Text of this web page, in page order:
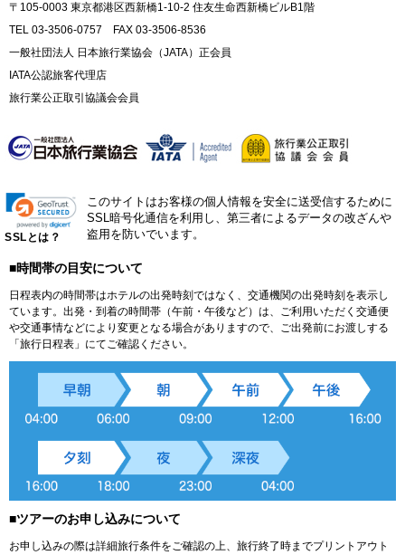
〒105-0003 東京都港区西新橋1-10-2 住友生命西新橋ビルB1階
TEL 03-3506-0757 FAX 03-3506-8536
一般社団法人 日本旅行業協会（JATA）正会員
IATA公認旅客代理店
旅行業公正取引協議会会員
SSLとは？
このサイトはお客様の個人情報を安全に送受信するために
SSL暗号化通信を利用し、第三者によるデータの改ざんや
盗用を防いでいます。
■時間帯の目安について
日程表内の時間帯はホテルの出発時刻ではなく、交通機関の出発時刻を表示し
ています。出発・到着の時間帯（午前・午後など）は、ご利用いただく交通便
や交通事情などにより変更となる場合がありますので、ご出発前にお渡しする
「旅行日程表」にてご確認ください。
■ツアーのお申し込みについて
お申し込みの際は詳細旅行条件をご確認の上、旅行終了時までプリントアウト